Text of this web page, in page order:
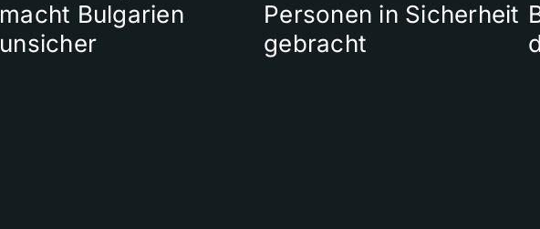
macht Bulgarien
unsicher
Personen in Sicherheit
gebracht